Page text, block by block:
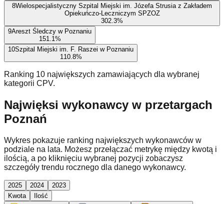
8Wielospecjalistyczny Szpital Miejski im. Józefa Strusia z Zakładem
Opiekuńczo-Leczniczym SPZOZ
302.3%
9Areszt Śledczy w Poznaniu
151.1%
10Szpital Miejski im. F. Raszei w Poznaniu
110.8%
Ranking 10 największych zamawiających dla wybranej
kategorii CPV.
Najwięksi wykonawcy w przetargach
Poznań
Wykres pokazuje ranking największych wykonawców w
podziale na lata. Możesz przełączać metrykę między kwotą i
ilością, a po kliknięciu wybranej pozycji zobaczysz
szczegóły trendu rocznego dla danego wykonawcy.
2025 2024
2023
Kwota
Ilość